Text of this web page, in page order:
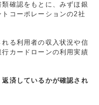
確認をもとに、みずほ銀
コーポレーションの2社
る利用者の収入状況や信
カードローンの利用実績
済しているかが確認され